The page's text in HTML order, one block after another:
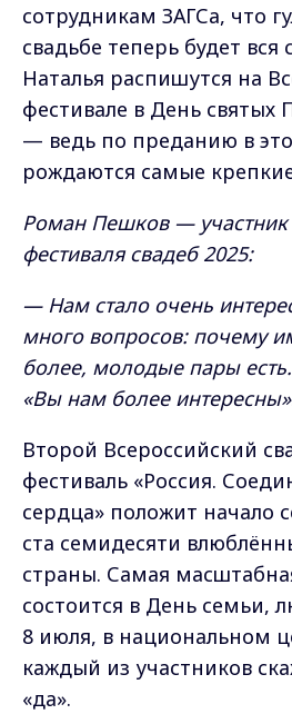
сотрудникам ЗАГСа, что
свадьбе теперь будет
Наталья распишутся на
фестивале в День святых
— ведь по преданию в
рождаются самые
Роман Пешков — участник
фестиваля свадеб 2025:
— Нам стало очень
много вопросов: почему
более, молодые пары
«Вы нам более
Второй Всероссийский
фестиваль «Россия.
сердца» положит начало
ста семидесяти
страны. Самая
состоится в День семьи,
8 июля, в национальном
каждый из участников
«да».